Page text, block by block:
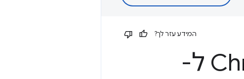
המידע עזר לך?
איך להתכונן למעבר של Chrome ל-